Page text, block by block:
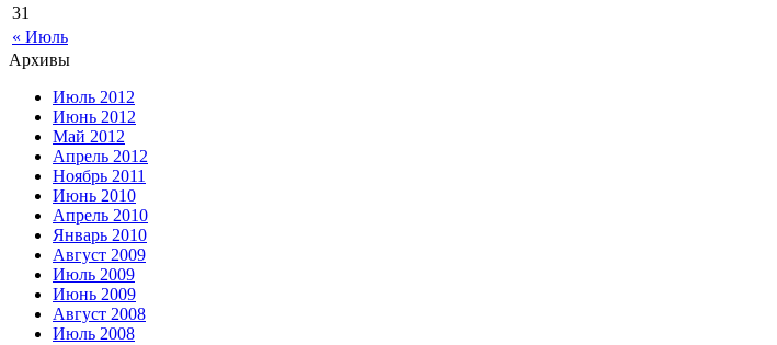
« Июль
31
Архивы
Июль 2012
Июнь 2012
Май 2012
Апрель 2012
Ноябрь 2011
Июнь 2010
Апрель 2010
Январь 2010
Август 2009
Июль 2009
Июнь 2009
Август 2008
Июль 2008